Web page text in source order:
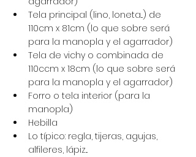
Tela principal (lino, loneta...) de
110cm x 81cm (lo que sobre será
para la manopla y el agarrador)
Tela de vichy o combinada de
110ccm x 18cm (lo que sobre será
para la manopla y el agarrador)
Forro o tela interior (para la
manopla)
Hebilla
Lo típico: regla, tijeras, agujas,
alfileres, lápiz...